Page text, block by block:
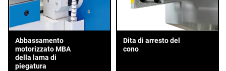
Abbassamento
motorizzato MBA
della lama di
piegatura
Dita di arresto del
cono